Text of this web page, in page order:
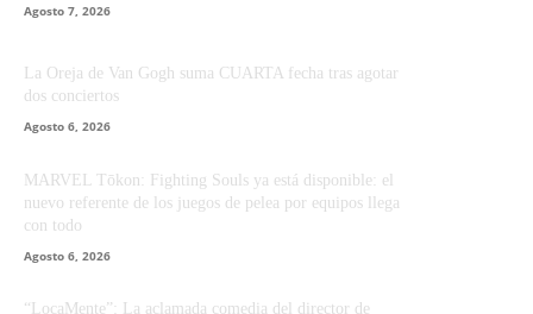
Agosto 7, 2026
La Oreja de Van Gogh suma CUARTA fecha tras agotar
dos conciertos
Agosto 6, 2026
MARVEL Tōkon: Fighting Souls ya está disponible: el
nuevo referente de los juegos de pelea por equipos llega
con todo
Agosto 6, 2026
“LocaMente”: La aclamada comedia del director de